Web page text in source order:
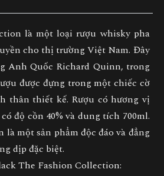
là một loại rượu whisky pha
cho thị trường Việt Nam. Đây
Anh Quốc Richard Quinn, trong
được đựng trong một chiếc cờ
thân thiết kế. Rượu có hương vị
độ cồn 40% và dung tích 700ml.
một sản phẩm độc đáo và đẳng
dịp đặc biệt.
The Fashion Collection: